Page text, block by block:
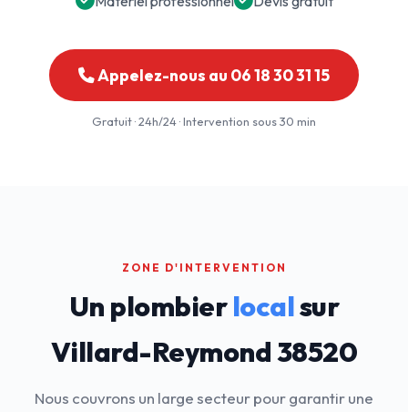
Appelez-nous au 06 18 30 31 15
Gratuit · 24h/24 · Intervention sous 30 min
ZONE D'INTERVENTION
Un plombierlocalsur
Villard-Reymond 38520
Nous couvrons un large secteur pour garantir une